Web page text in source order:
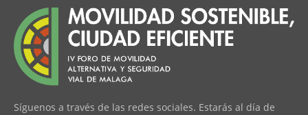
Síguenos a través de las redes sociales. Estarás al día de